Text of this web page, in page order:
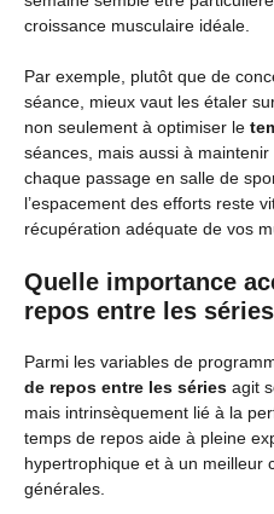
croissance musculaire idéale.
Par exemple, plutôt que de
séance, mieux vaut les étaler
non seulement à optimiser le
séances, mais aussi à
chaque passage en salle de
l’espacement des efforts reste
récupération adéquate de vos
Quelle importance
repos entre les
Parmi les variables de
de repos entre les séries agit
mais intrinsèquement lié à la
temps de repos aide à pleine
hypertrophique et à un meilleur
générales.